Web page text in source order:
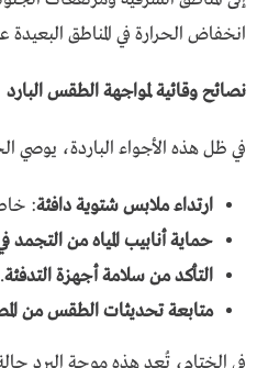
انخفاض الحرارة في المناطق
نصائح وقائية لمواجهة الطقس البارد
في ظل هذه الأجواء الباردة، يوصي
ارتداء ملابس شتوية دافئة:
حماية أنابيب المياه من التجمد في
التأكد من سلامة أجهزة التدفئة.
متابعة تحديثات الطقس من
في الختام، تُعد هذه موجة البرد